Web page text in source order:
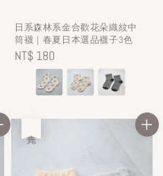
日系森林系金合歡花朵織紋中
筒襪｜春夏日本選品襪子3色
Regular
price
NT$ 180